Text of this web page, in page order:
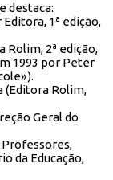
destaca:
1ª edição,
Rolim, 2ª edição,
1993 por Peter
(Editora Rolim,
Geral do
da Educação,